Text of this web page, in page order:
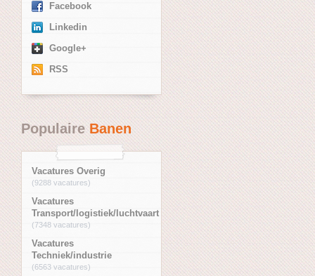
Facebook
Linkedin
Google+
RSS
PopulaireBanen
Vacatures Overig
(9288 vacatures)
Vacatures
Transport/logistiek/luchtvaart
(7348 vacatures)
Vacatures
Techniek/industrie
(6563 vacatures)